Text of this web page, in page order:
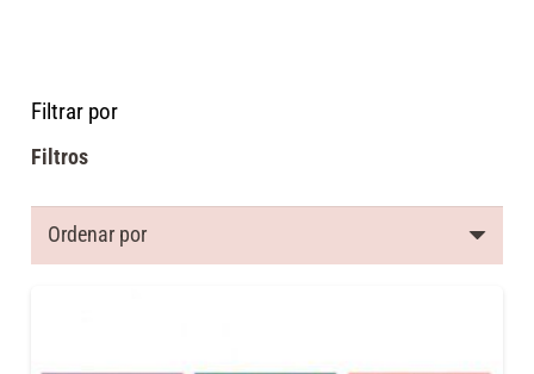
Filtrar por
Filtros